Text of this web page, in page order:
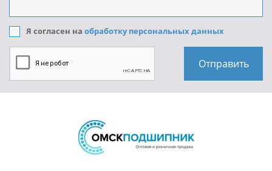
Я согласен на обработку персональных данных